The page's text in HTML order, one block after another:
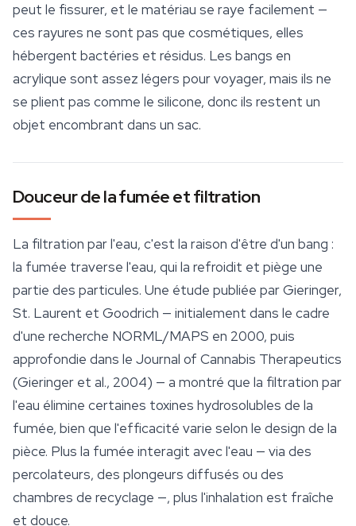
peut le fissurer, et le matériau se raye facilement —
ces rayures ne sont pas que cosmétiques, elles
hébergent bactéries et résidus. Les bangs en
acrylique sont assez légers pour voyager, mais ils ne
se plient pas comme le silicone, donc ils restent un
objet encombrant dans un sac.
Douceur de la fumée et filtration
La filtration par l'eau, c'est la raison d'être d'un bang :
la fumée traverse l'eau, qui la refroidit et piège une
partie des particules. Une étude publiée par Gieringer,
St. Laurent et Goodrich — initialement dans le cadre
d'une recherche NORML/MAPS en 2000, puis
approfondie dans le Journal of Cannabis Therapeutics
(Gieringer et al., 2004) — a montré que la filtration par
l'eau élimine certaines toxines hydrosolubles de la
fumée, bien que l'efficacité varie selon le design de la
pièce. Plus la fumée interagit avec l'eau — via des
percolateurs, des plongeurs diffusés ou des
chambres de recyclage —, plus l'inhalation est fraîche
et douce.